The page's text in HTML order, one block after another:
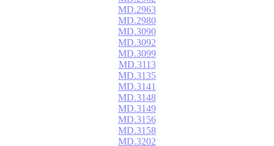
MD.2963
MD.2980
MD.3090
MD.3092
MD.3099
MD.3113
MD.3135
MD.3141
MD.3148
MD.3149
MD.3156
MD.3158
MD.3202